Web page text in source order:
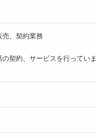
売、契約業務
契約、サービスを行っていま